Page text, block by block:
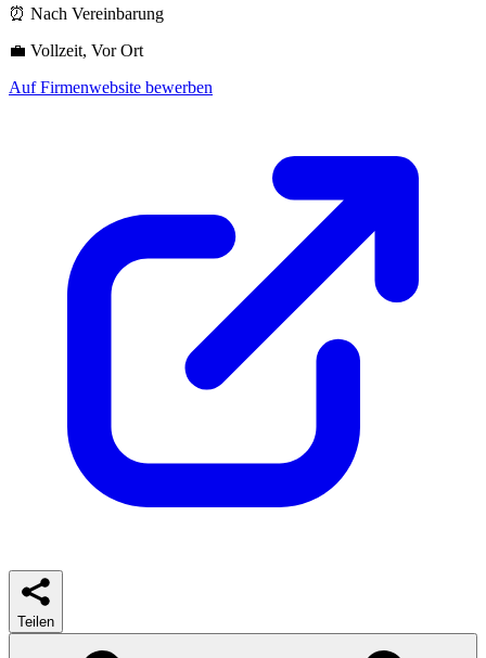
⏰ Nach Vereinbarung
💼 Vollzeit, Vor Ort
Auf Firmenwebsite bewerben
Teilen